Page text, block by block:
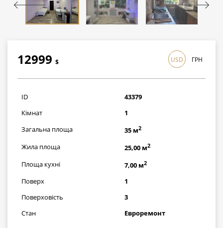
12999 $
376971грн
USD ГРН
ID
43379
Кімнат
1
Загальна площа
35 м2
Жила площа 25,00 м2
Площа кухні 7,00 м2
Поверх
1
Поверховість
3
Стан
Евроремонт